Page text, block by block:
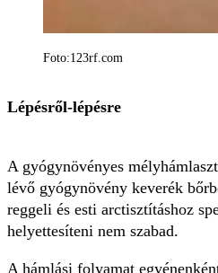
Foto:123rf.com
Lépésről-lépésre
A gyógynövényes
lévő gyógynövény keverék
reggeli és esti arctisztításhoz
helyettesíteni nem szabad.
A hámlási folyamat